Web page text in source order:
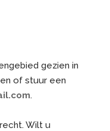
gezien in
of stuur een
.
Wilt u